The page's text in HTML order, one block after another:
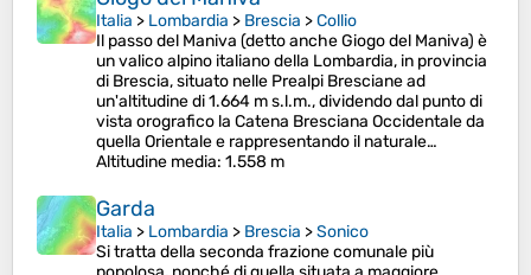
Italia > Lombardia > Brescia >Collio
Il passo del Maniva (detto anche Giogo del Maniva) è
un valico alpino italiano della Lombardia, in provincia
di Brescia, situato nelle Prealpi Bresciane ad
un'altitudine di 1.664 m s.l.m., dividendo dal punto di
vista orografico la Catena Bresciana Occidentale da
quella Orientale e rappresentando il naturale…
Altitudine media: 1.558 m
Garda
Italia > Lombardia > Brescia >Sonico
Si tratta della seconda frazione comunale più